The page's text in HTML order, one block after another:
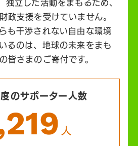
独立した活動をまもるため、
政支援を受けていません。
も干渉されない自由な環境
るのは、地球の未来をまも
皆さまのご寄付です。
のサポーター人数
人